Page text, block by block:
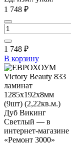
1 748 ₽
1 748 ₽
В корзину